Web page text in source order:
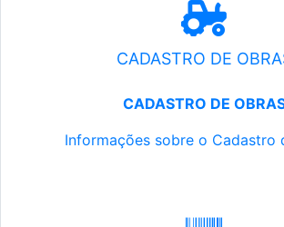
CADASTRO DE
CADASTRO DE
Informações sobre o Cadastro